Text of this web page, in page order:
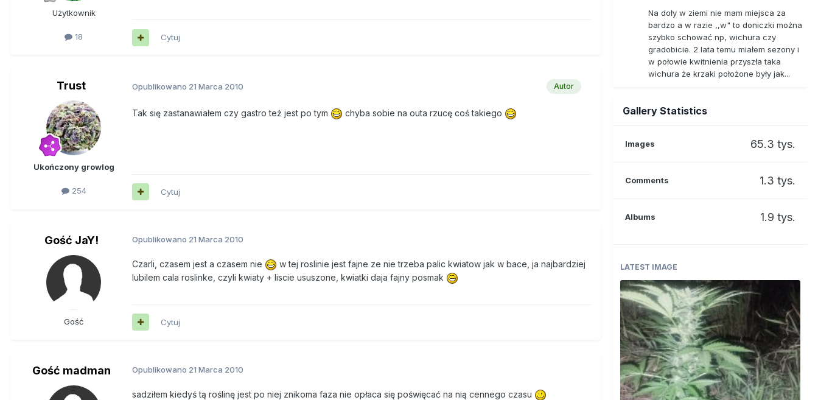
Użytkownik
18 Cytuj
Trust
Ukończony growlog
254
Autor
Opublikowano 21 Marca 2010
Tak się zastanawiałem czy gastro też jest po tym chyba sobie na outa rzucę coś takiego
Cytuj
Gość JaY!
Gość
Opublikowano 21 Marca 2010
Czarli, czasem jest a czasem nie
w tej roslinie jest fajne ze nie trzeba palic kwiatow jak w bace, ja najbardziej
lubilem cala roslinke, czyli kwiaty + liscie ususzone, kwiatki daja fajny posmak
Cytuj
Gość madman Opublikowano 21 Marca 2010
sadziłem kiedyś tą roślinę jest po niej znikoma faza nie opłaca się poświęcać na nią cennego czasu
Na doły w ziemi nie mam miejsca za
bardzo a w razie ,,w" to doniczki można
szybko schować np, wichura czy
gradobicie. 2 lata temu miałem sezony i
w połowie kwitnienia przyszła taka
wichura że krzaki położone były jak...
Gallery Statistics
Images 65.3 tys.
Comments 1.3 tys.
Albums 1.9 tys.
LATEST IMAGE